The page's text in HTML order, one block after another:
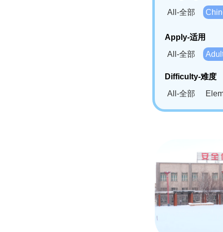
All-全部
Bahasa
Swahili(SW)-
Apply-适用
All-全部
Difficulty-难度
All-全部